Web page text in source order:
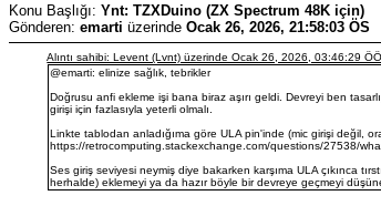
Konu Başlığı: Ynt: TZXDuino (ZX Spectrum 48K için)
Gönderen: emarti üzerinde Ocak 26, 2026, 21:58:03 ÖS
Alıntı sahibi: Levent (Lvnt) üzerinde Ocak 26, 2026, 03:46:29 ÖÖ
@emarti: elinize sağlık, tebrikler
Doğrusu anfi ekleme işi bana biraz aşırı geldi. Devreyi ben
girişi için fazlasıyla yeterli olmalı.
Linkte tablodan anladığıma göre ULA pin'inde (mic girişi değil,
https://retrocomputing.stackexchange.com/questions/27538/
Ses giriş seviyesi neymiş diye bakarken karşıma ULA çıkınca
herhalde) eklemeyi ya da hazır böyle bir devreye geçmeyi